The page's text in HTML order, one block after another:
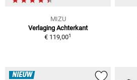
MIZU
Verlaging Achterkant
€ 119,001
NIEUW